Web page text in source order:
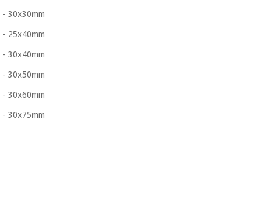
- 30x30mm
- 25x40mm
- 30x40mm
- 30x50mm
- 30x60mm
- 30x75mm